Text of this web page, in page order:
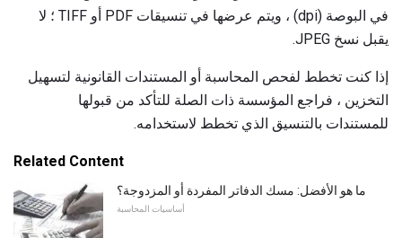
في البوصة (dpi) ، ويتم عرضها في تنسيقات PDF أو TIFF ؛ لا
يقبل نسخ JPEG.
إذا كنت تخطط لفحص المحاسبة أو المستندات القانونية لتسهيل
التخزين ، فراجع المؤسسة ذات الصلة للتأكد من قبولها
للمستندات بالتنسيق الذي تخطط لاستخدامه.
Related Content
ما هو الأفضل: مسك الدفاتر المفردة أو المزدوجة؟
أساسيات المحاسبة